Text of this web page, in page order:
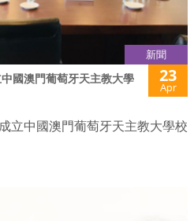
新聞
國澳門葡萄牙天主教大學
23
Apr
立中國澳門葡萄牙天主教大學校